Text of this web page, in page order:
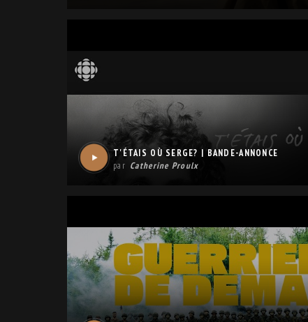
T'ÉTAIS OÙ SERGE? | BANDE-ANNONCE
par Catherine Proulx